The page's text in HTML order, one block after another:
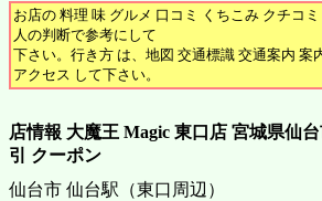
お店の 料理 味 グルメ 口コミ くちこみ クチコ
人の判断で参考にして
下さい。行き方 は、地図 交通標識 交通案内 案
アクセス して下さい。
店情報 大魔王 Magic 東口店 宮城県仙
引 クーポン
仙台市 仙台駅（東口周辺）